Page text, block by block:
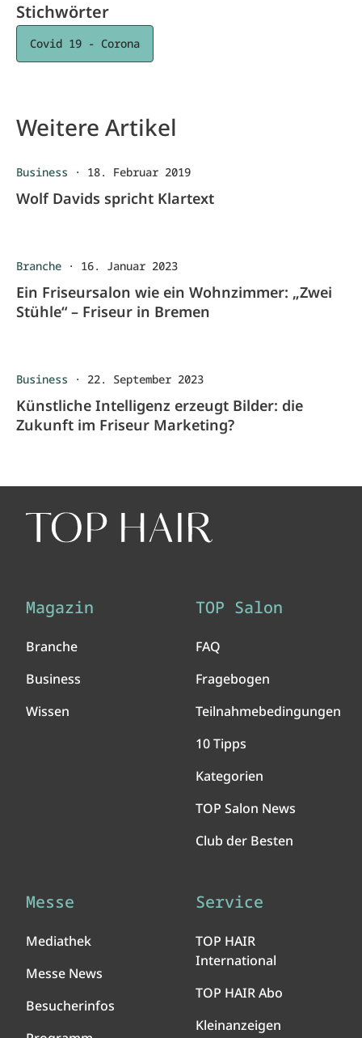
Stichwörter
Covid 19 - Corona
Weitere Artikel
Business · 18. Februar 2019
Wolf Davids spricht Klartext
Branche · 16. Januar 2023
Ein Friseursalon wie ein Wohnzimmer: „Zwei
Stühle“ – Friseur in Bremen
Business · 22. September 2023
Künstliche Intelligenz erzeugt Bilder: die
Zukunft im Friseur Marketing?
Magazin
Branche
Business
Wissen
TOP Salon
FAQ
Fragebogen
Teilnahmebedingungen
10 Tipps
Kategorien
TOP Salon News
Club der Besten
Messe
Mediathek
Messe News
Besucherinfos
Service
TOP HAIR
International
TOP HAIR Abo
Kleinanzeigen